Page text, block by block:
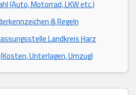
(Auto, Motorrad, LKW etc.)
& Regeln
Landkreis Harz
Unterlagen, Umzug)